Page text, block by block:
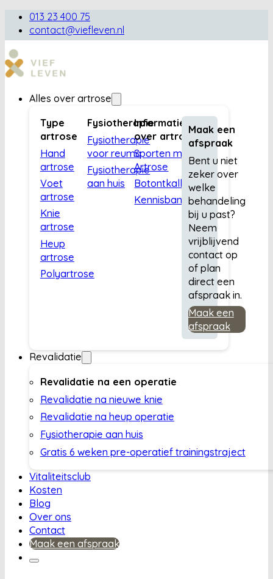
013 23 400 75
contact@viefleven.nl
Alles over artrose
Type
artrose
Hand
artrose
Voet
artrose
Knie
artrose
Heup
artrose
Polyartrose
Fysiotherapie
Fysiotherapie
voor reuma
Fysiotherapie
aan huis
Informatie
over artrose
Sporten met
Artrose
Botontkalking
Kennisbank
Maak een
afspraak
Bent u niet
zeker over
welke
behandeling
bij u past?
Neem
vrijblijvend
contact op
of plan
direct een
afspraak in.
Maak een
afspraak
Revalidatie
Revalidatie na een operatie
Revalidatie na nieuwe knie
Revalidatie na heup operatie
Fysiotherapie aan huis
Gratis 6 weken pre-operatief trainingstraject
Vitaliteitsclub
Kosten
Blog
Over ons
Contact
Maak een afspraak